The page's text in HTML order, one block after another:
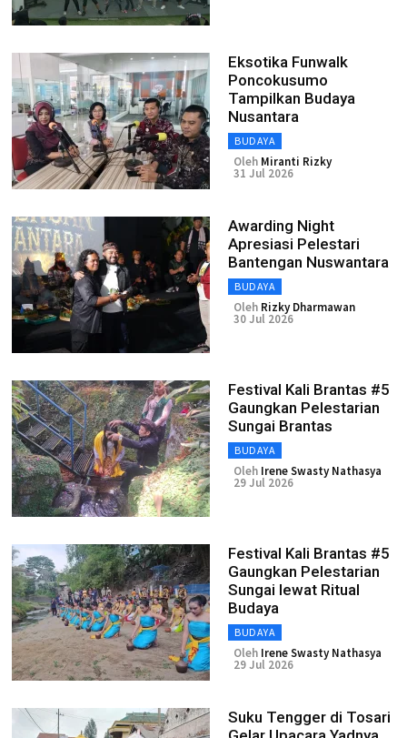
Eksotika Funwalk
Poncokusumo
Tampilkan Budaya
Nusantara
BUDAYA
Oleh Miranti Rizky
31 Jul 2026
Awarding Night
Apresiasi Pelestari
Bantengan Nuswantara
BUDAYA
Oleh Rizky Dharmawan
30 Jul 2026
Festival Kali Brantas #5
Gaungkan Pelestarian
Sungai Brantas
BUDAYA
Oleh Irene Swasty Nathasya
29 Jul 2026
Festival Kali Brantas #5
Gaungkan Pelestarian
Sungai lewat Ritual
Budaya
BUDAYA
Oleh Irene Swasty Nathasya
29 Jul 2026
Suku Tengger di Tosari